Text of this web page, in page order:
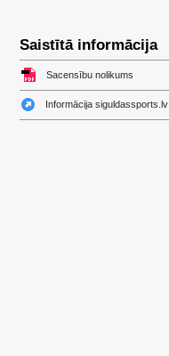
Saistītā informācija
Sacensību nolikums
Informācija siguldassports.lv